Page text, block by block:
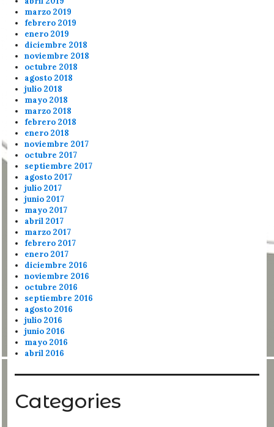
marzo 2019
febrero 2019
enero 2019
diciembre 2018
noviembre 2018
octubre 2018
agosto 2018
julio 2018
mayo 2018
marzo 2018
febrero 2018
enero 2018
noviembre 2017
octubre 2017
septiembre 2017
agosto 2017
julio 2017
junio 2017
mayo 2017
abril 2017
marzo 2017
febrero 2017
enero 2017
diciembre 2016
noviembre 2016
octubre 2016
septiembre 2016
agosto 2016
julio 2016
junio 2016
mayo 2016
abril 2016
Categories